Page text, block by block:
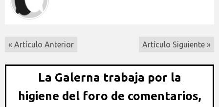
« Artículo Anterior Artículo Siguiente »
La Galerna trabaja por la
higiene del foro de comentarios,